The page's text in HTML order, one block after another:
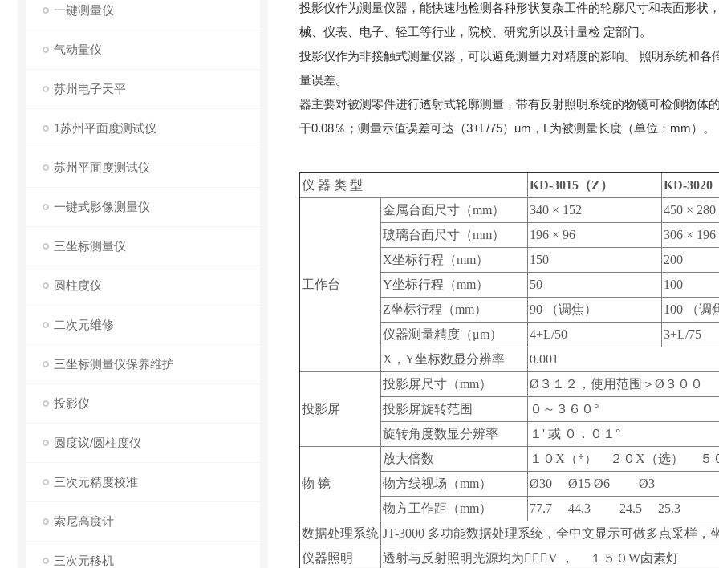
一键测量仪
气动量仪
苏州电子天平
1苏州平面度测试仪
苏州平面度测试仪
一键式影像测量仪
三坐标测量仪
圆柱度仪
二次元维修
三坐标测量仪保养维护
投影仪
圆度议/圆柱度仪
三次元精度校准
索尼高度计
三次元移机
投影仪作为测量仪器，能快速地检测各种形状复杂工件的轮廓尺寸和表面形状
械、仪表、电子、轻工等行业，院校、研究所以及计量检 定部门。
投影仪作为非接触式测量仪器，可以避免测量力对精度的影响。 照明系统和
量误差。
器主要对被测零件进行透射式轮廓测量，带有反射照明系统的物镜可检侧物
干0.08％；测量示值误差可达（3+L/75）um，L为被测量长度（单位：mm）。
仪 器 类 型 KD-3015（Z） KD-3020
工作台
金属台面尺寸（mm） 340 × 152 450 × 280
玻璃台面尺寸（mm）
196 × 96 306 × 196
X坐标行程（mm）
150 200
Y坐标行程（mm）
50 100
Z坐标行程（mm）
90 （调焦） 100 （调
仪器测量精度（μm）
4+L/50 3+L/75
X，Y坐标数显分辨率
0.001
投影屏
投影屏尺寸（mm）
Ø３１２，使用范围＞Ø３００
投影屏旋转范围
０～３６０°
旋转角度数显分辨率
１' 或 ０．０１°
物 镜
放大倍数
１０X（*） ２０X（选） ５０
物方线视场（mm）
Ø30 Ø15 Ø6 Ø3
物方工作距（mm）
77.7 44.3 24.5 25.3
数据处理系统 JT-3000 多功能数据处理系统，全中文显示可做多点采样，
仪器照明
透射与反射照明光源均为２４V ， １５０W卤素灯